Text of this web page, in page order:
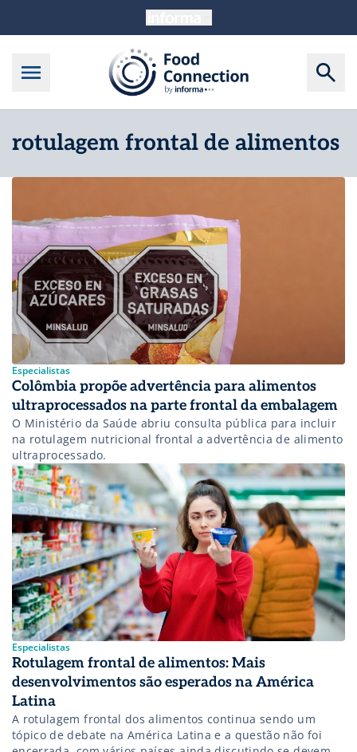
rotulagem frontal de alimentos
Especialistas
Colômbia propõe advertência para alimentos
ultraprocessados na parte frontal da embalagem
O Ministério da Saúde abriu consulta pública para incluir
na rotulagem nutricional frontal a advertência de alimento
ultraprocessado.
Especialistas
Rotulagem frontal de alimentos: Mais
desenvolvimentos são esperados na América
Latina
A rotulagem frontal dos alimentos continua sendo um
tópico de debate na América Latina e a questão não foi